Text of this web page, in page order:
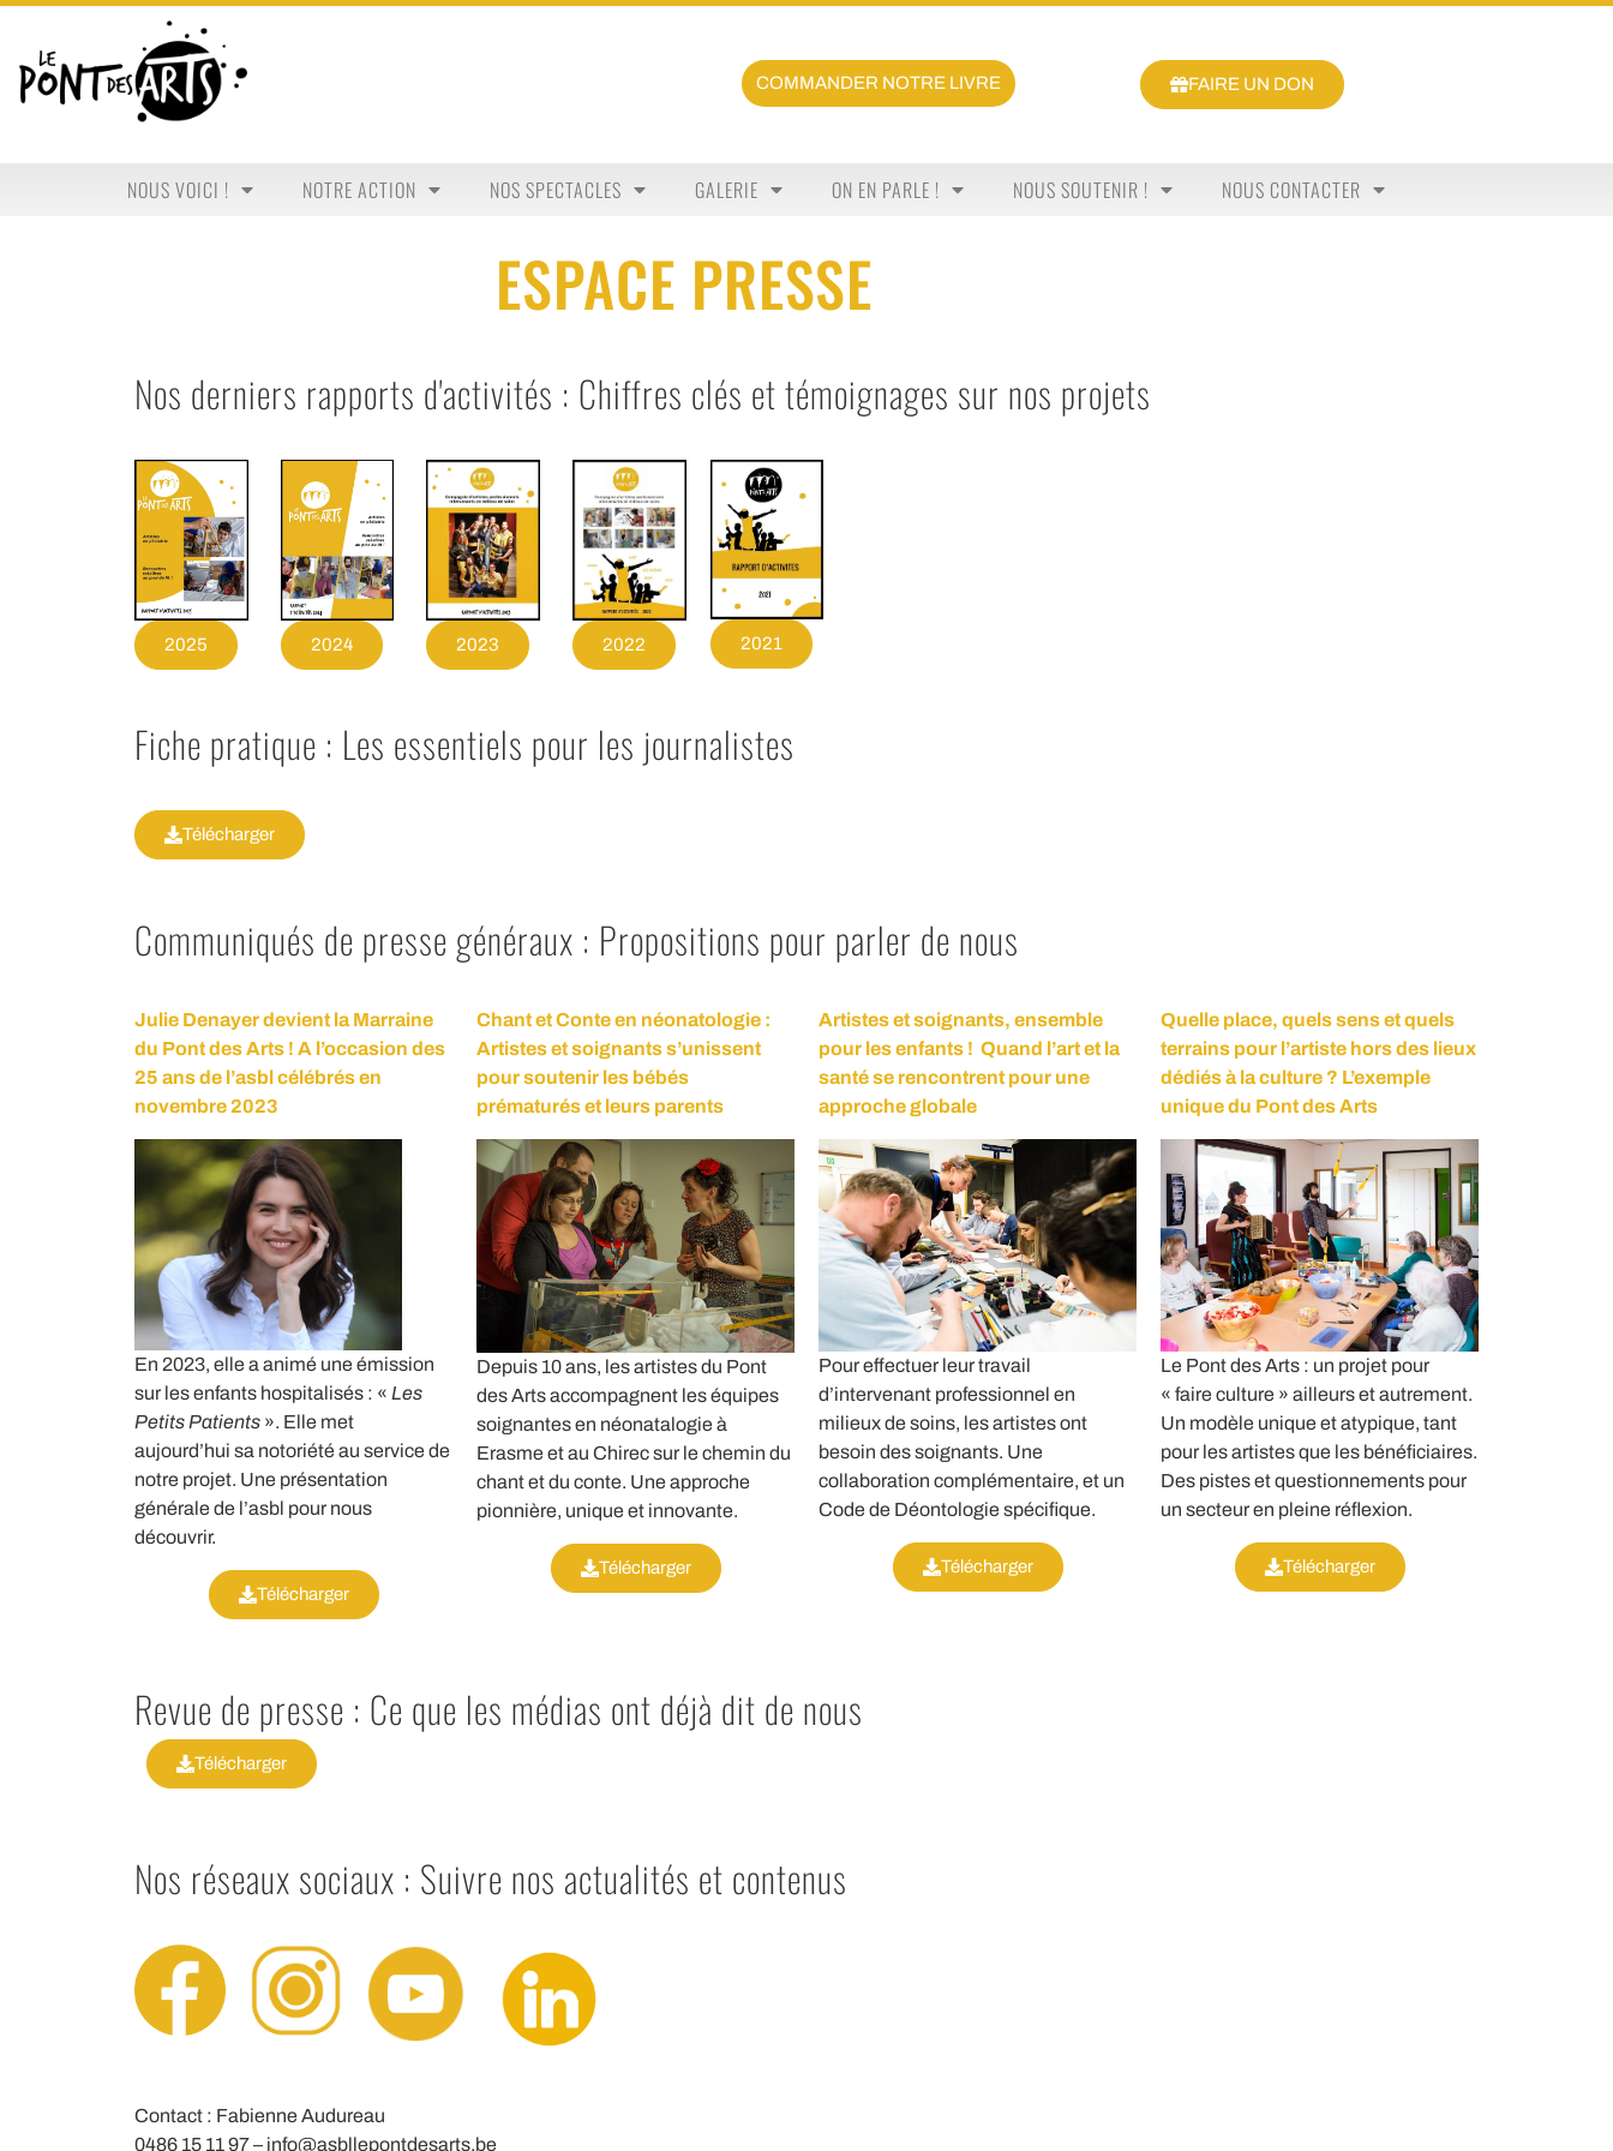
COMMANDER NOTRE LIVRE FAIRE UN DON
NOUS VOICI ! NOTRE ACTION NOS SPECTACLES GALERIE ON EN PARLE ! NOUS SOUTENIR ! NOUS CONTACTER
ESPACE PRESSE
Nos derniers rapports d'activités : Chiffres clés et témoignages sur nos projets
2025 2024 2023 2022 2021
Fiche pratique : Les essentiels pour les journalistes
Télécharger
Communiqués de presse généraux : Propositions pour parler de nous
Julie Denayer devient la Marraine
du Pont des Arts ! A l’occasion des
25 ans de l’asbl célébrés en
novembre 2023
En 2023, elle a animé une émission
sur les enfants hospitalisés : « Les
Petits Patients ». Elle met
aujourd’hui sa notoriété au service de
notre projet. Une présentation
générale de l’asbl pour nous
découvrir.
Télécharger
Chant et Conte en néonatologie :
Artistes et soignants s’unissent
pour soutenir les bébés
prématurés et leurs parents
Depuis 10 ans, les artistes du Pont
des Arts accompagnent les équipes
soignantes en néonatalogie à
Erasme et au Chirec sur le chemin du
chant et du conte. Une approche
pionnière, unique et innovante.
Télécharger
Artistes et soignants, ensemble
pour les enfants ! Quand l’art et la
santé se rencontrent pour une
approche globale
Pour effectuer leur travail
d’intervenant professionnel en
milieux de soins, les artistes ont
besoin des soignants. Une
collaboration complémentaire, et un
Code de Déontologie spécifique.
Télécharger
Quelle place, quels sens et quels
terrains pour l’artiste hors des lieux
dédiés à la culture ? L’exemple
unique du Pont des Arts
Le Pont des Arts : un projet pour
« faire culture » ailleurs et autrement.
Un modèle unique et atypique, tant
pour les artistes que les bénéficiaires.
Des pistes et questionnements pour
un secteur en pleine réflexion.
Télécharger
Revue de presse : Ce que les médias ont déjà dit de nous
Télécharger
Nos réseaux sociaux : Suivre nos actualités et contenus
Contact : Fabienne Audureau
0486 15 11 97 – info@asbllepontdesarts.be